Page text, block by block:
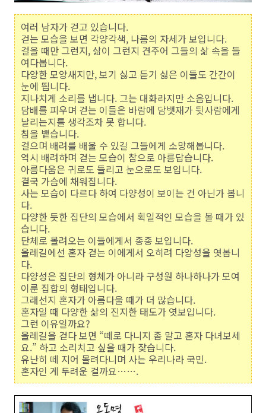
여러 남자가 걷고 있습니다.
걷는 모습을 보면 각양각색, 나름의 자세가 보입니다.
걸을 때만 그런지, 삶이 그런지 견주어 그들의 삶 속을 들
여다봅니다.
다양한 모양새지만, 보기 싫고 듣기 싫은 이들도 간간이
눈에 띕니다.
지나치게 소리를 냅니다. 그는 대화라지만 소음입니다.
담배를 피우며 걷는 이들은 바람에 담뱃재가 뒷사람에게
날리는지를 생각조차 못 합니다.
침을 뱉습니다.
걸으며 배려를 배울 수 있길 그들에게 소망해봅니다.
역시 배려하며 걷는 모습이 참으로 아름답습니다.
아름다움은 귀로도 들리고 눈으로도 보입니다.
결국 가슴에 채워집니다.
사는 모습이 다르다 하여 다양성이 보이는 건 아닌가 봅니
다.
다양한 듯한 집단의 모습에서 획일적인 모습을 볼 때가 있
습니다.
단체로 몰려오는 이들에게서 종종 보입니다.
올레길에선 혼자 걷는 이에게서 오히려 다양성을 엿봅니
다.
다양성은 집단의 형체가 아니라 구성원 하나하나가 모여
이룬 집합의 형태입니다.
그래선지 혼자가 아름다울 때가 더 많습니다.
혼자일 때 다양한 삶의 진지한 태도가 엿보입니다.
그런 이유일까요?
올레길을 걷다 보면 “떼로 다니지 좀 말고 혼자 다녀보세
요.” 하고 소리치고 싶을 때가 잦습니다.
유난히 떼 지어 몰려다니며 사는 우리나라 국민.
혼자인 게 두려운 걸까요…….